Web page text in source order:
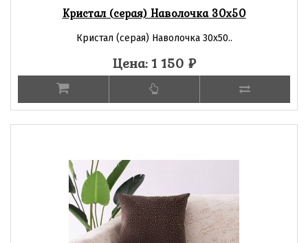
Кристал (серая) Наволочка 30х50
Кристал (серая) Наволочка 30х50..
Цена: 1 150 ₽